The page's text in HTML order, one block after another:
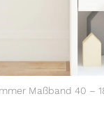
Maßband 40 –